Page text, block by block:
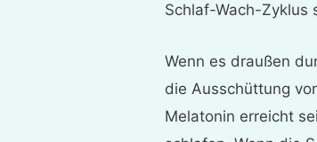
Schlaf-Wach-Zyklus
Wenn es draußen
die Ausschüttung
Melatonin erreicht